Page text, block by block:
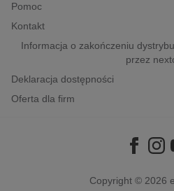
Pomoc
Kontakt
Informacja o zakończeniu
przez
Deklaracja dostępności
Oferta dla firm
Copyright © 2026